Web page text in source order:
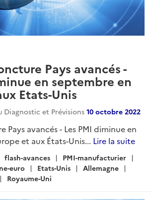
Pays avancés -
en septembre en
Etats-Unis
Diagnostic et Prévisions 10 octobre 2022
Pays avancés - Les PMI diminue en
et aux États-Unis... Lire la suite
flash-avances
PMI-manufacturier
euro Etats-Unis
Allemagne
Royaume-Uni